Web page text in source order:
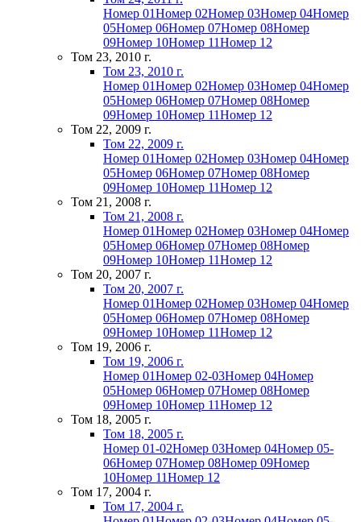
Номер 01Номер 02Номер 03Номер 04Номер
05Номер 06Номер 07Номер 08Номер
09Номер 10Номер 11Номер 12
Том 23, 2010 г.
Том 23, 2010 г.
Номер 01Номер 02Номер 03Номер 04Номер
05Номер 06Номер 07Номер 08Номер
09Номер 10Номер 11Номер 12
Том 22, 2009 г.
Том 22, 2009 г.
Номер 01Номер 02Номер 03Номер 04Номер
05Номер 06Номер 07Номер 08Номер
09Номер 10Номер 11Номер 12
Том 21, 2008 г.
Том 21, 2008 г.
Номер 01Номер 02Номер 03Номер 04Номер
05Номер 06Номер 07Номер 08Номер
09Номер 10Номер 11Номер 12
Том 20, 2007 г.
Том 20, 2007 г.
Номер 01Номер 02Номер 03Номер 04Номер
05Номер 06Номер 07Номер 08Номер
09Номер 10Номер 11Номер 12
Том 19, 2006 г.
Том 19, 2006 г.
Номер 01Номер 02-03Номер 04Номер
05Номер 06Номер 07Номер 08Номер
09Номер 10Номер 11Номер 12
Том 18, 2005 г.
Том 18, 2005 г.
Номер 01-02Номер 03Номер 04Номер 05-
06Номер 07Номер 08Номер 09Номер
10Номер 11Номер 12
Том 17, 2004 г.
Том 17, 2004 г.